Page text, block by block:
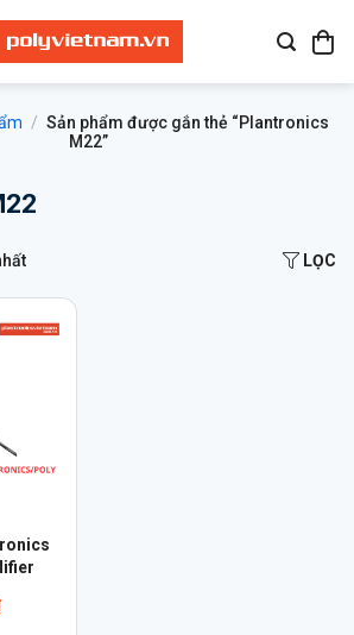
/ Sản phẩm được gắn thẻ “Plantronics
M22”
LỌC